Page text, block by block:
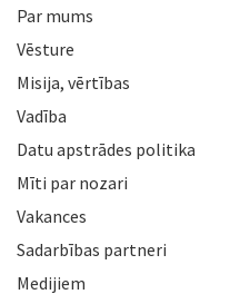
Par mums
Vēsture
Misija, vērtības
Vadība
Datu apstrādes politika
Mīti par nozari
Vakances
Sadarbības partneri
Medijiem